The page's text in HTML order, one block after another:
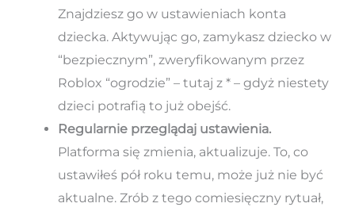
Znajdziesz go w ustawieniach konta
dziecka. Aktywując go, zamykasz dziecko w
“bezpiecznym”, zweryfikowanym przez
Roblox “ogrodzie” – tutaj z * – gdyż niestety
dzieci potrafią to już obejść.
Regularnie przeglądaj ustawienia.
Platforma się zmienia, aktualizuje. To, co
ustawiłeś pół roku temu, może już nie być
aktualne. Zrób z tego comiesięczny rytuał,